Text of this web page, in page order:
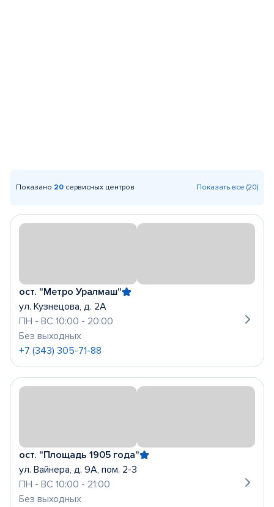
Показано 20 сервисных центров Показать все (20)
ост. "Метро Уралмаш"
ул. Кузнецова, д. 2А
ПН - ВС 10:00 - 20:00
Без выходных
+7 (343) 305-71-88
ост. "Площадь 1905 года"
ул. Вайнера, д. 9А, пом. 2-3
ПН - ВС 10:00 - 21:00
Без выходных